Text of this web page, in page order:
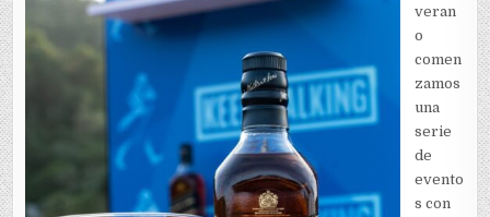
veran
o
comen
zamos
una
serie
de
evento
s con